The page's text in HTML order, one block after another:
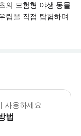
의 모험형 야생 동물
림을 직접 탐험하며
- 만 3세 미만 아동은 무
사용하세요
법